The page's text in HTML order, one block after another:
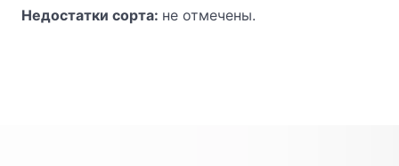
Недостатки сорта: не отмечены.